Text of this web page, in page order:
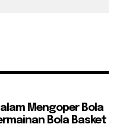
Mengoper Bola
Bola Basket